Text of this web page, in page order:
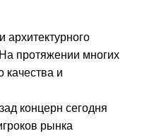
архитектурного
протяжении многих
качества и
концерн сегодня
рынка